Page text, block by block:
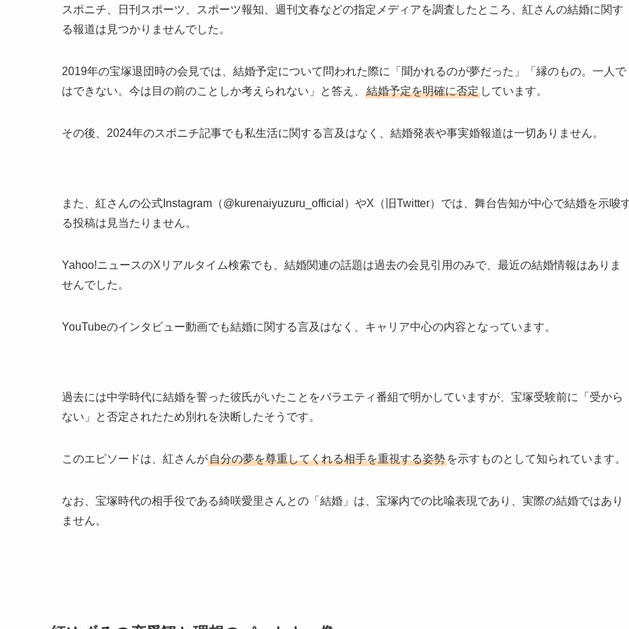
スポニチ、日刊スポーツ、スポーツ報知、週刊文春などの指定メディアを調査したところ、紅さんの結婚に関す
る報道は見つかりませんでした。
2019年の宝塚退団時の会見では、結婚予定について問われた際に「聞かれるのが夢だった」「縁のもの。一人で
はできない。今は目の前のことしか考えられない」と答え、
結婚予定を明確に否定 しています。
その後、2024年のスポニチ記事でも私生活に関する言及はなく、結婚発表や事実婚報道は一切ありません。
また、紅さんの公式Instagram（@kurenaiyuzuru_official）やX（旧Twitter）では、舞台告知が中心で結婚を示唆
る投稿は見当たりません。
Yahoo!ニュースのXリアルタイム検索でも、結婚関連の話題は過去の会見引用のみで、最近の結婚情報はありま
せんでした。
YouTubeのインタビュー動画でも結婚に関する言及はなく、キャリア中心の内容となっています。
過去には中学時代に結婚を誓った彼氏がいたことをバラエティ番組で明かしていますが、宝塚受験前に「受から
ない」と否定されたため別れを決断したそうです。
このエピソードは、紅さんが自分の夢を尊重してくれる相手を重視する姿勢 を示すものとして知られています。
なお、宝塚時代の相手役である綺咲愛里さんとの「結婚」は、宝塚内での比喩表現であり、実際の結婚ではあり
ません。